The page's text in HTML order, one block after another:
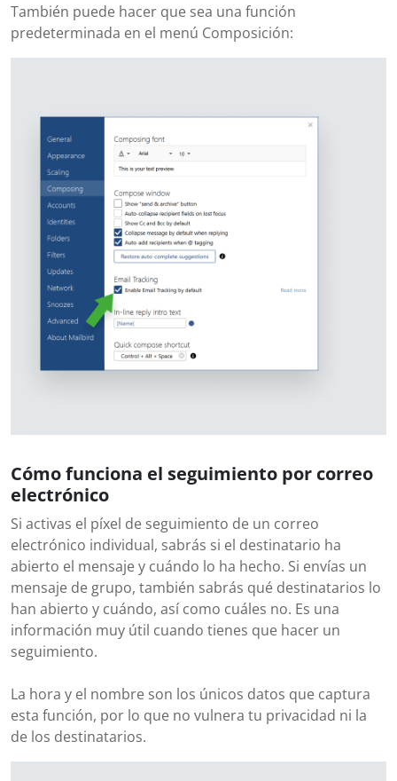
También puede hacer que sea una función
predeterminada en el menú Composición:
Cómo funciona el seguimiento por correo
electrónico
Si activas el píxel de seguimiento de un correo
electrónico individual, sabrás si el destinatario ha
abierto el mensaje y cuándo lo ha hecho. Si envías un
mensaje de grupo, también sabrás qué destinatarios lo
han abierto y cuándo, así como cuáles no. Es una
información muy útil cuando tienes que hacer un
seguimiento.
La hora y el nombre son los únicos datos que captura
esta función, por lo que no vulnera tu privacidad ni la
de los destinatarios.